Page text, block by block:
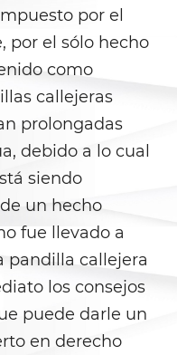
de un
Delitos y
de Fuego
de Fuego
por el
por el sólo hecho
como
callejeras
prolongadas
debido a lo cual
siendo
un hecho
fue llevado a
pandilla callejera
los consejos
puede darle un
en derecho